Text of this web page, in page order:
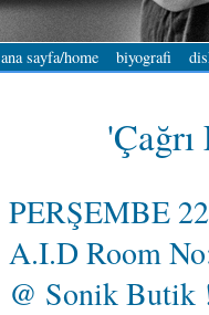
ana sayfa/home biyografi
PERŞEMBE
A.I.D Room
@ Sonik Butik